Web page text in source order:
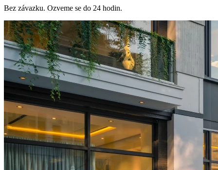
Bez závazku. Ozveme se do 24 hodin.